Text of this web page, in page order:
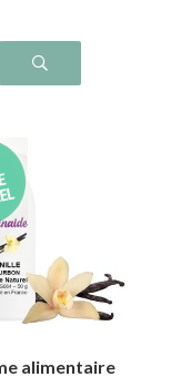
alimentaire